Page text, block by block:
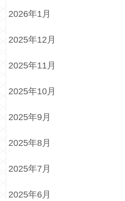
2026年1月
2025年12月
2025年11月
2025年10月
2025年9月
2025年8月
2025年7月
2025年6月